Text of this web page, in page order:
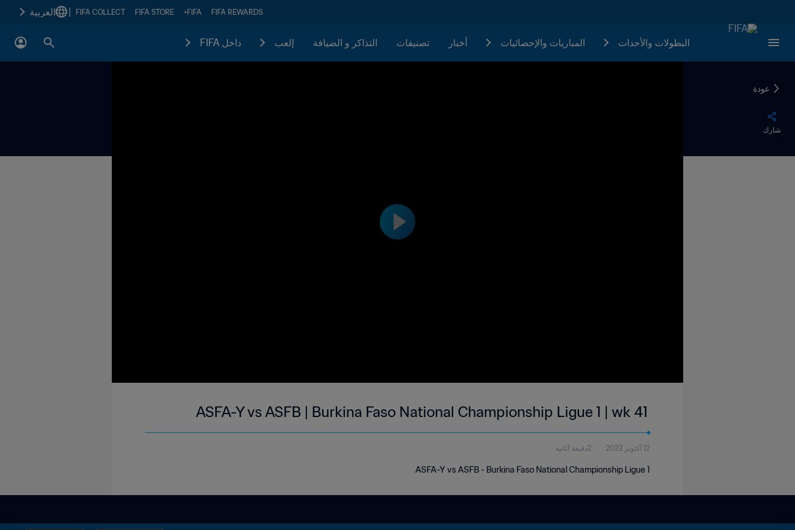
FIFA REWARDS
FIFA+
FIFA STORE
FIFA COLLECT العربية
البطولات والأحدات المباريات والإحصائيات أخبار تصنيفات التذاكر و الضيافة إلعب داخل FIFA
عودة
شارك
ASFA-Y vs ASFB | Burkina Faso National Championship Ligue 1 | wk 41
12 أكتوبر 2022 2دقيقة 1ثانية
ASFA-Y vs ASFB - Burkina Faso National Championship Ligue 1